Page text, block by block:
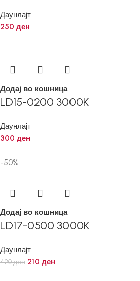
Даунлајт
250 ден
Додај во кошница
LD15-0200 3000K
Даунлајт
300 ден
-50%
Додај во кошница
LD17-0500 3000K
Даунлајт
420ден 210 ден